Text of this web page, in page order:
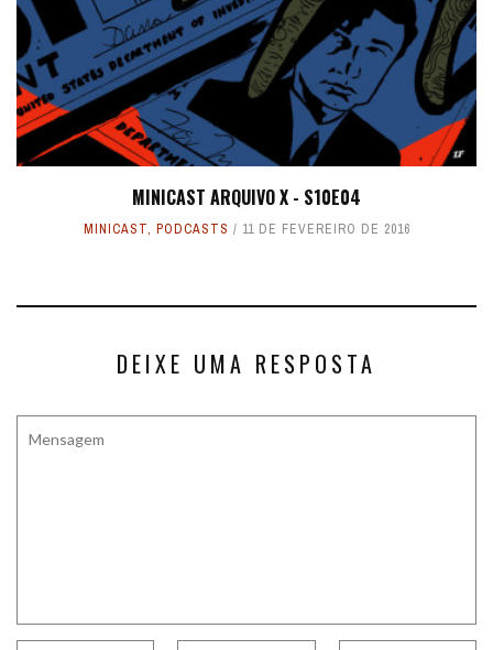
MINICAST ARQUIVO X - S10E04
MINICAST, PODCASTS 11 DE FEVEREIRO DE 2016
DEIXE UMA RESPOSTA